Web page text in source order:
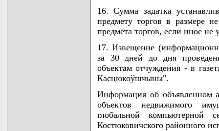
16. Сумма задатка
предмету торгов в размере
предмета торгов, если иное не
17. Извещение
за 30 дней до дня
объектам отчуждения - в
Касцюкоўшчыны".
Информация об объявленном
объектов недвижимого
глобальной компьютерной
Костюковичского районного